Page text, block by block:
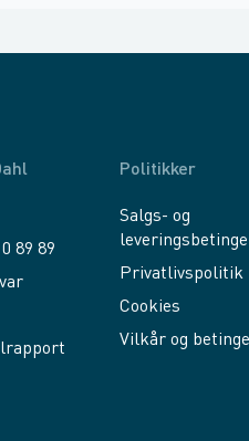
89 89
Politikker
Salgs- og
Privatlivspolitik
Cookies
Vilkår og